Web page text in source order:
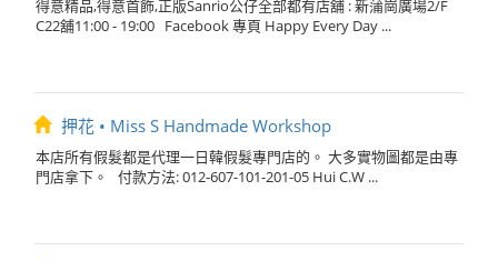
得意精品,得意首飾,正版Sanrio公仔全部都有店舖 : 新蒲崗廣場2/F
C22舖11:00 - 19:00 Facebook 專頁 Happy Every Day ...
押花 • Miss S Handmade Workshop
本店所有假髮都是代理一日韓假髮專門店的。 大多實物圖都是由專
門店拿下。 付款方法: 012-607-101-201-05 Hui C.W ...